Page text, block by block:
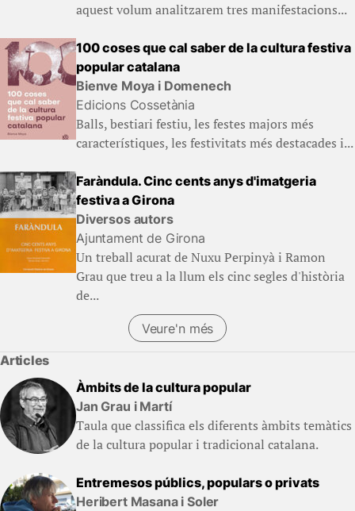
aquest volum analitzarem tres manifestacions...
100 coses que cal saber de la cultura festiva
popular catalana
Bienve Moya i Domenech
Edicions Cossetània
Balls, bestiari festiu, les festes majors més
característiques, les festivitats més destacades i...
Faràndula. Cinc cents anys d'imatgeria
festiva a Girona
Diversos autors
Ajuntament de Girona
Un treball acurat de Nuxu Perpinyà i Ramon
Grau que treu a la llum els cinc segles d'història
de...
Veure'n més
Articles
Àmbits de la cultura popular
Jan Grau i Martí
Taula que classifica els diferents àmbits temàtics
de la cultura popular i tradicional catalana.
Entremesos públics, populars o privats
Heribert Masana i Soler